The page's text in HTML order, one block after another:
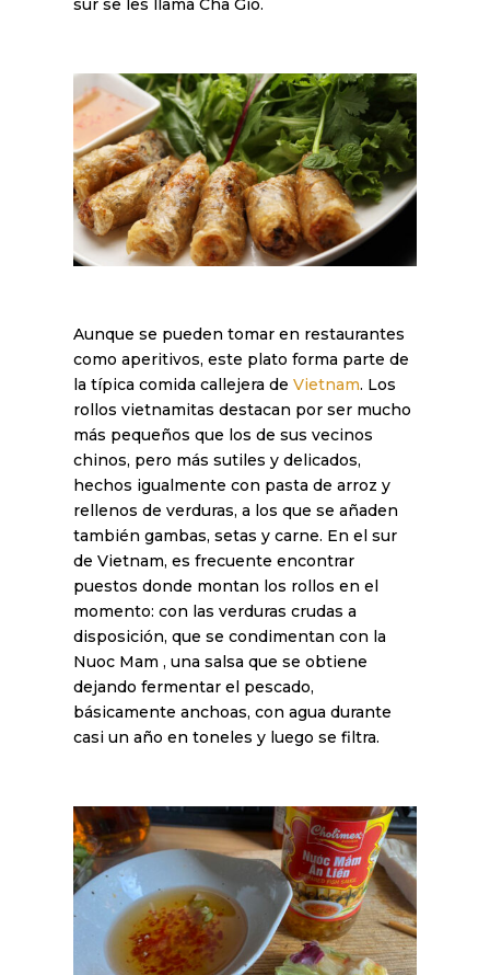
sur se les llama Cha Gio.
Aunque se pueden tomar en restaurantes
como aperitivos, este plato forma parte de
la típica comida callejera deVietnam. Los
rollos vietnamitas destacan por ser mucho
más pequeños que los de sus vecinos
chinos, pero más sutiles y delicados,
hechos igualmente con pasta de arroz y
rellenos de verduras, a los que se añaden
también gambas, setas y carne. En el sur
de Vietnam, es frecuente encontrar
puestos donde montan los rollos en el
momento: con las verduras crudas a
disposición, que se condimentan con la
Nuoc Mam , una salsa que se obtiene
dejando fermentar el pescado,
básicamente anchoas, con agua durante
casi un año en toneles y luego se filtra.